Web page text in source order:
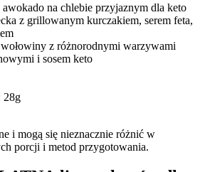
awokado na chlebie przyjaznym dla keto
z grillowanym kurczakiem, serem feta,
z różnorodnymi warzywami
i sosem keto
28g
i mogą się nieznacznie różnić w
porcji i metod przygotowania.